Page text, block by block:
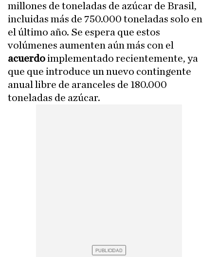
millones de toneladas de azúcar de Brasil,
incluidas más de 750.000 toneladas solo en
el último año. Se espera que estos
volúmenes aumenten aún más con el
acuerdoimplementado recientemente, ya
que que introduce un nuevo contingente
anual libre de aranceles de 180.000
toneladas de azúcar.